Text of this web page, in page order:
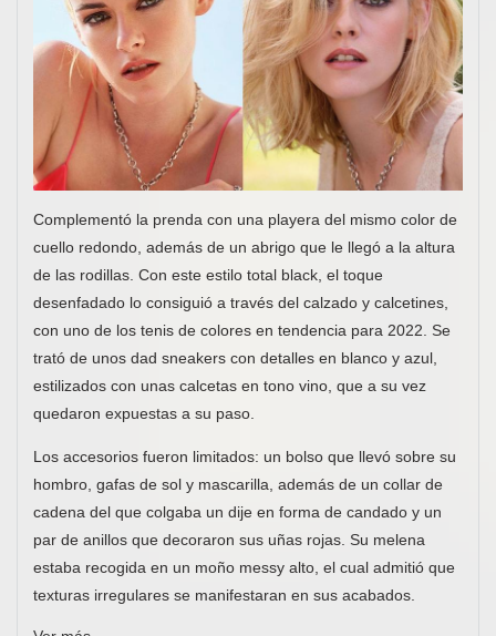
Complementó la prenda con una playera del mismo color de
cuello redondo, además de un abrigo que le llegó a la altura
de las rodillas. Con este estilo total black, el toque
desenfadado lo consiguió a través del calzado y calcetines,
con uno de los tenis de colores en tendencia para 2022. Se
trató de unos dad sneakers con detalles en blanco y azul,
estilizados con unas calcetas en tono vino, que a su vez
quedaron expuestas a su paso.
Los accesorios fueron limitados: un bolso que llevó sobre su
hombro, gafas de sol y mascarilla, además de un collar de
cadena del que colgaba un dije en forma de candado y un
par de anillos que decoraron sus uñas rojas. Su melena
estaba recogida en un moño messy alto, el cual admitió que
texturas irregulares se manifestaran en sus acabados.